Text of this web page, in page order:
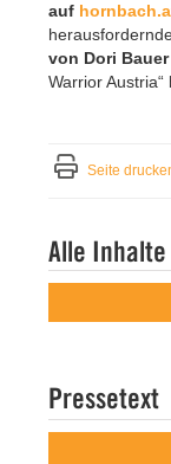
auf
von Dori
Warrior Austria“
Seite
Alle
Pressetext